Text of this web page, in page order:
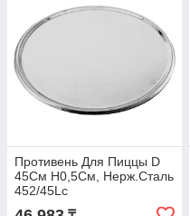
Противень Для Пиццы D
45См H0,5См, Нерж.Сталь
452/45Lc